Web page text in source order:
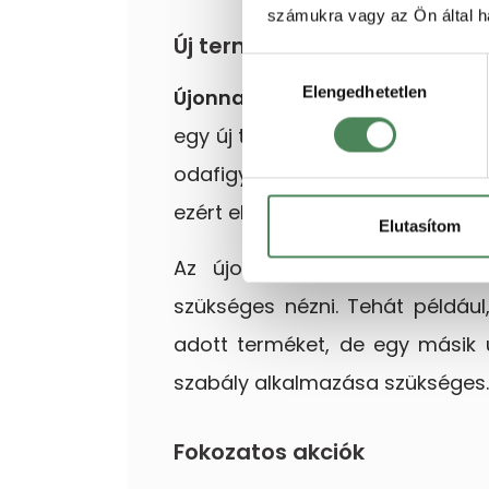
számukra vagy az Ön által
kiválasztásaElengedhetetlen
Elutasítom
Új termékek akciózása
Újonnan forgalomba hozott
egy új termék kerül a webshop
odafigyelni, hogyha egy
ezért ehhez képest kell akciózni
Az újonnan bevezetett
szükséges nézni. Tehát
adott terméket, de egy másik
szabály alkalmazása szükséges.
Fokozatos akciók